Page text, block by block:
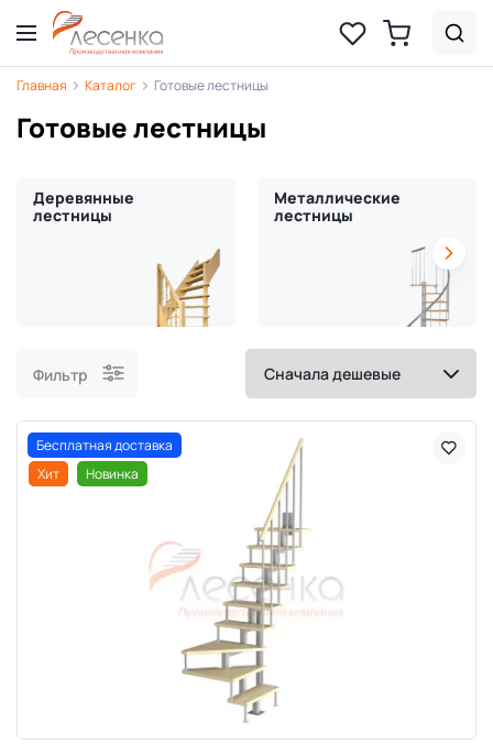
Главная Каталог Готовые лестницы
Готовые лестницы
Деревянные
лестницы
Металлические
лестницы
Фильтр
Бесплатная доставка
Хит
Новинка